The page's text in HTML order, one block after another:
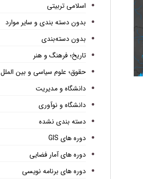
اسلامی تربیتی
بدون دسته بندی و سایر موارد
بدون دسته‌بندی
تاریخ؛ فرهنگ و هنر
حقوق؛ علوم سیاسی و بین الملل
دانشگاه و مدیریت
دانشگاه و نوآوری
دسته بندی نشده
دوره های GIS
دوره های آمار فضایی
دوره های برنامه نویسی